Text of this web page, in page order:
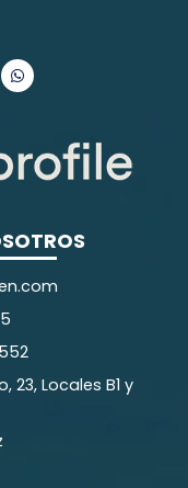
23, Locales B1 y